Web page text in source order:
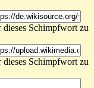
dieses Schimpfwort zu
dieses Schimpfwort zu